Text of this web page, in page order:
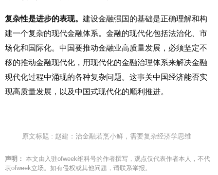
复杂性是进步的表现。 建设金融强国的基础是正确理解和构
建一个复杂的现代金融体系。金融的现代化包括法治化、市
场化和国际化。中国要推动金融业高质量发展，必须坚定不
移的推动金融现代化，用现代化的金融治理体系来解决金融
现代化过程中涌现的各种复杂问题。这事关中国经济能否实
现高质量发展，以及中国式现代化的顺利推进。
原文标题 : 赵建：治金融若烹小鲜，需要复杂经济学思维
声明： 本文由入驻ofweek维科号的作者撰写，观点仅代表作者本人，不代
表ofweek立场。如有侵权或其他问题，请联系举报。